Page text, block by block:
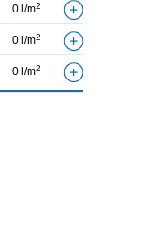
0 l/m2
0 l/m2
0 l/m2